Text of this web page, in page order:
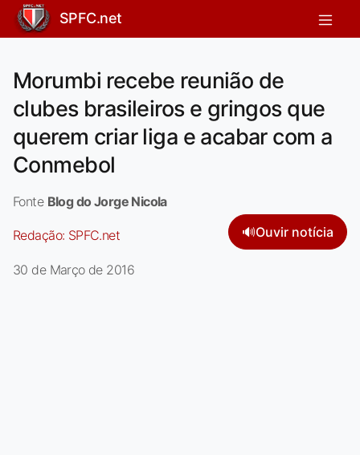
SPFC.net
Morumbi recebe reunião de
clubes brasileiros e gringos que
querem criar liga e acabar com a
Conmebol
Fonte Blog do Jorge Nicola
Redação: SPFC.net 🔊Ouvir notícia
30 de Março de 2016